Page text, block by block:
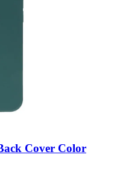
Cover Color